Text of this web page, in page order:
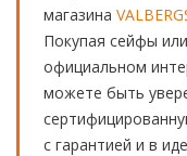
магазина
Покупая сейфы
официальном
можете быть
с гарантией и в